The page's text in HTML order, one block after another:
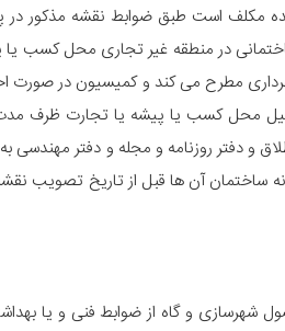
است طبق ضوابط نقشه مذکور در
در منطقه غیر تجاری محل کسب یا
در تبصره 1 ماده 100 قانون شهرداری مطرح می کند و
محل کسب یا پیشه یا تجارت ظرف
و دفتر روزنامه و مجله و دفتر مهندسی
ساختمان آن ها قبل از تاریخ تصویب
شهرسازی و گاه از ضوابط فنی و یا